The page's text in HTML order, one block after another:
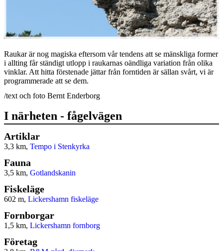
Raukar är nog magiska eftersom vår tendens att se mänskliga former
i allting får ständigt utlopp i raukarnas oändliga variation från olika
vinklar. Att hitta förstenade jättar från forntiden är sällan svårt, vi är
programmerade att se dem.
/text och foto Bernt Enderborg
I närheten - fågelvägen
Artiklar
3,3 km, Tempo i Stenkyrka
Fauna
3,5 km, Gotlandskanin
Fiskeläge
602 m, Lickershamn fiskeläge
Fornborgar
1,5 km, Lickershamn fornborg
Företag